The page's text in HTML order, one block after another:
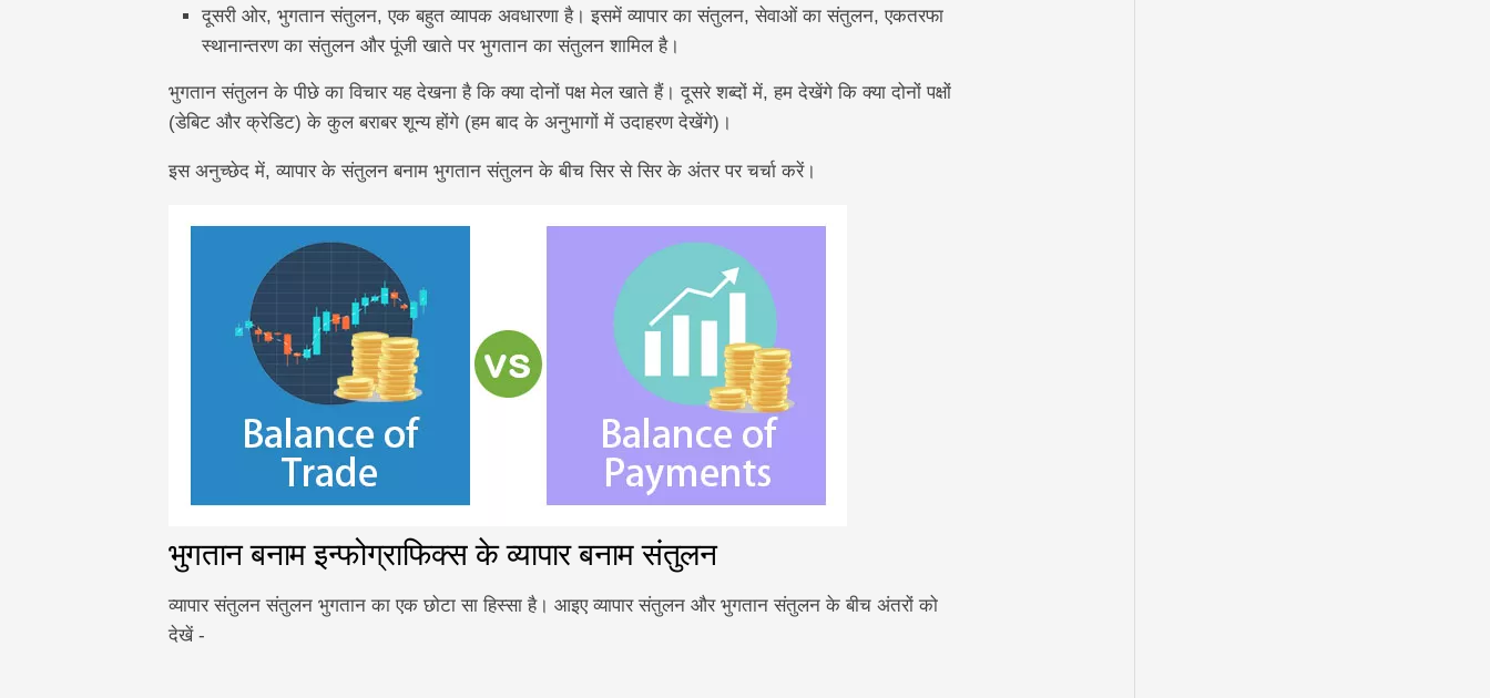
दूसरी ओर, भुगतान संतुलन, एक बहुत व्यापक अवधारणा है। इसमें व्यापार का संतुलन, सेवाओं का संतुलन, एकतरफा
स्थानान्तरण का संतुलन और पूंजी खाते पर भुगतान का संतुलन शामिल है।
भुगतान संतुलन के पीछे का विचार यह देखना है कि क्या दोनों पक्ष मेल खाते हैं। दूसरे शब्दों में, हम देखेंगे कि क्या दोनों पक्षों
(डेबिट और क्रेडिट) के कुल बराबर शून्य होंगे (हम बाद के अनुभागों में उदाहरण देखेंगे)।
इस अनुच्छेद में, व्यापार के संतुलन बनाम भुगतान संतुलन के बीच सिर से सिर के अंतर पर चर्चा करें।
भुगतान बनाम इन्फोग्राफिक्स के व्यापार बनाम संतुलन
व्यापार संतुलन संतुलन भुगतान का एक छोटा सा हिस्सा है। आइए व्यापार संतुलन और भुगतान संतुलन के बीच अंतरों को
देखें -